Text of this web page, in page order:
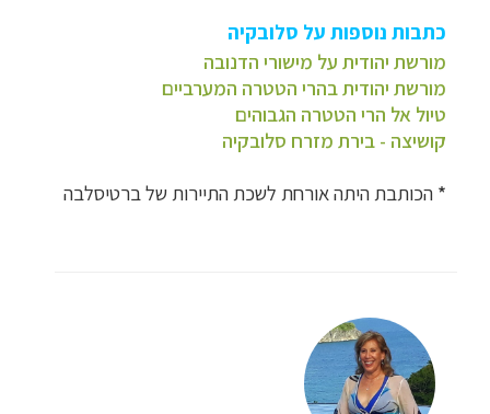
כתבות נוספות על סלובקיה
מורשת יהודית על מישורי הדנובה
מורשת יהודית בהרי הטטרה המערביים
טיול אל הרי הטטרה הגבוהים
קושיצה - בירת מזרח סלובקיה
* הכותבת היתה אורחת לשכת התיירות של ברטיסלבה